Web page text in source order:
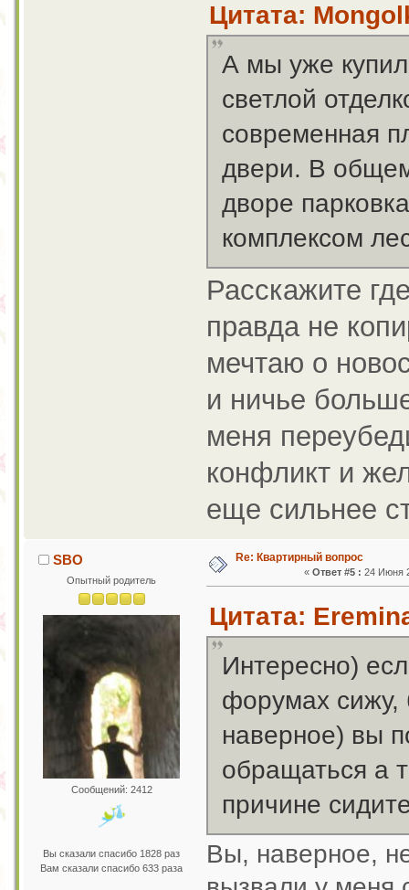
Цитата:
А мы уже
светлой
современная
двери. В
дворе
комплексом
Расскажите
правда не
мечтаю о
и ничье
меня
конфликт и
еще сильнее
SBO
Опытный родитель
Сообщений: 2412
Вы сказали спасибо 1828 раз
Вам сказали спасибо 633 раза
Re: Квартирный вопрос
« Ответ #5 : 24 Июня
Цитата:
Интересно)
форумах
наверное) вы
обращаться а
причине
Вы, наверное,